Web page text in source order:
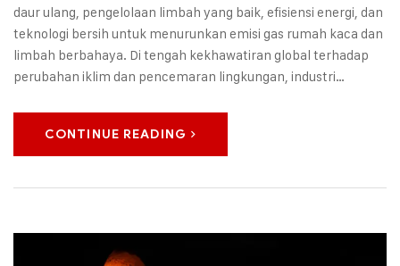
daur ulang, pengelolaan limbah yang baik, efisiensi energi, dan
teknologi bersih untuk menurunkan emisi gas rumah kaca dan
limbah berbahaya. Di tengah kekhawatiran global terhadap
perubahan iklim dan pencemaran lingkungan, industri…
CONTINUE READING